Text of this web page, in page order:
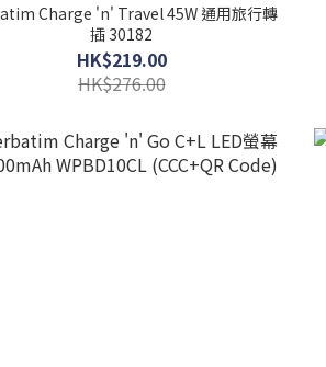
Charge 'n' Travel 45W 通用旅行轉
插 30182
HK$219.00
HK$276.00